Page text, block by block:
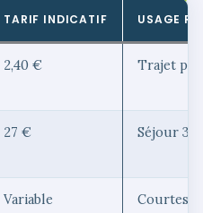
TARIF INDICATIF USAGE
2,40 € Trajet
27 € Séjour 3
Variable
Courtes